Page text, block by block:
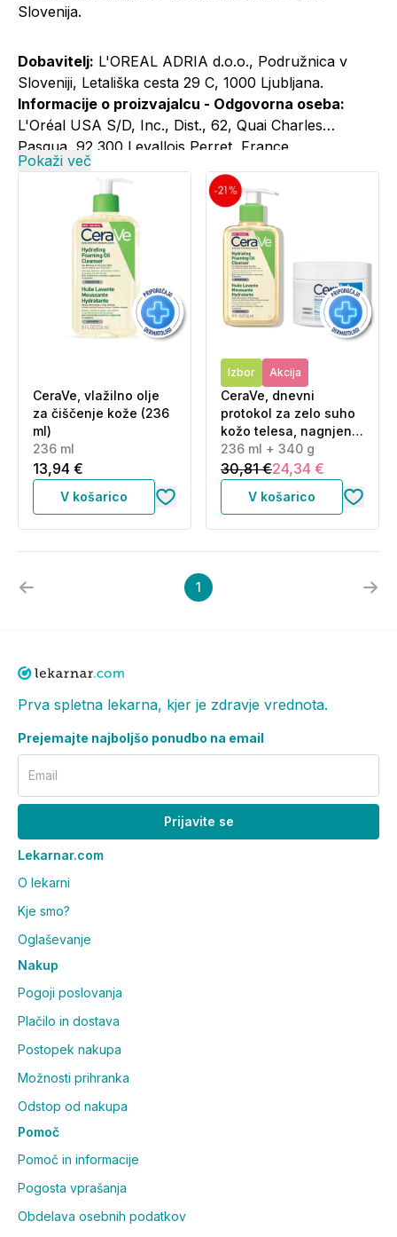
Slovenija.
Dobavitelj: L'OREAL ADRIA d.o.o., Podružnica v
Sloveniji, Letališka cesta 29 C, 1000 Ljubljana.
Informacije o proizvajalcu - Odgovorna oseba:
L'Oréal USA S/D, Inc., Dist., 62, Quai Charles
Pasqua, 92 300 Levallois Perret, France
Informacije o proizvajalcu - Elektronski kontaktni
+386 1 5800 981; cerave@si.oaccare.com;
cena je obračunana po ceniku operaterja//
www.cerave.si
Pokaži več
CeraVe, vlažilno olje
za čiščenje kože (236
ml)
236 ml
13,94 €
V košarico
Izbor Akcija
CeraVe, dnevni
protokol za zelo suho
kožo telesa, nagnjeno
k atopiji - olje in krema
za telo (236 ml + 340
g)
236 ml + 340 g
30,81 €24,34 €
V košarico
1
Prva spletna lekarna, kjer je zdravje vrednota.
Prejemajte najboljšo ponudbo na email
Email
Prijavite se
Lekarnar.com
O lekarni
Kje smo?
Oglaševanje
Nakup
Pogoji poslovanja
Plačilo in dostava
Postopek nakupa
Možnosti prihranka
Odstop od nakupa
Pomoč
Pomoč in informacije
Pogosta vprašanja
Obdelava osebnih podatkov